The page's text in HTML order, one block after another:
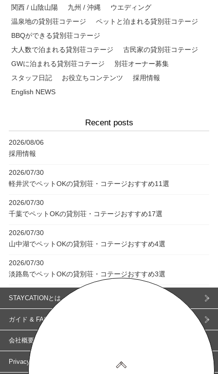
関西 / 山陰山陽
九州 / 沖縄
ウエディング
温泉地の貸別荘コテージ
ペットと泊まれる貸別荘コテージ
BBQができる貸別荘コテージ
大人数で泊まれる貸別荘コテージ
古民家の貸別荘コテージ
GWに泊まれる貸別荘コテージ
別荘オーナー募集
スタッフ日記
お役立ちコンテンツ
採用情報
English NEWS
Recent posts
2026/08/06
採用情報
2026/07/30
軽井沢でペットOKの貸別荘・コテージおすすめ11選
2026/07/30
千葉でペットOKの貸別荘・コテージおすすめ17選
2026/07/30
山中湖でペットOKの貸別荘・コテージおすすめ4選
2026/07/30
淡路島でペットOKの貸別荘・コテージおすすめ3選
STAYCATIONとは
ガイド & FAQ
会社概要
Privacy Policy